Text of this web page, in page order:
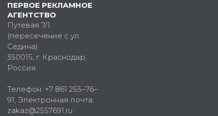
ПЕРВОЕ РЕКЛАМНОЕ
АГЕНТСТВО
Путевая 7/1
(пересечение с ул.
Седина)
350015, г. Краснодар,
Россия
Телефон: +7 861 255–76–
91, Электронная почта:
zakaz@2557691.ru